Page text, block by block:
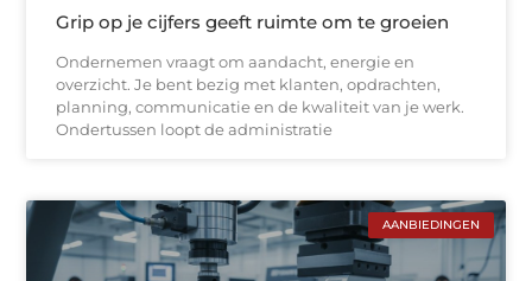
Grip op je cijfers geeft ruimte om te groeien
Ondernemen vraagt om aandacht, energie en
overzicht. Je bent bezig met klanten, opdrachten,
planning, communicatie en de kwaliteit van je werk.
Ondertussen loopt de administratie
AANBIEDINGEN